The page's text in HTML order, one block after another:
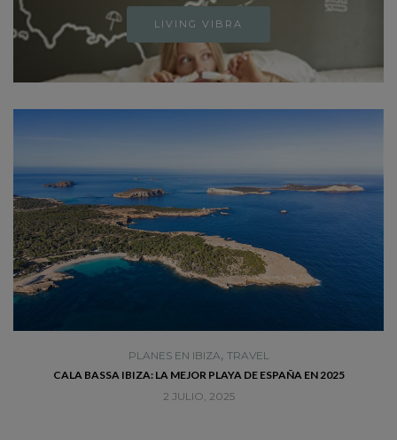
LIVING VIBRA
PLANES EN IBIZA, TRAVEL
CALA BASSA IBIZA: LA MEJOR PLAYA DE ESPAÑA EN 2025
2 JULIO, 2025